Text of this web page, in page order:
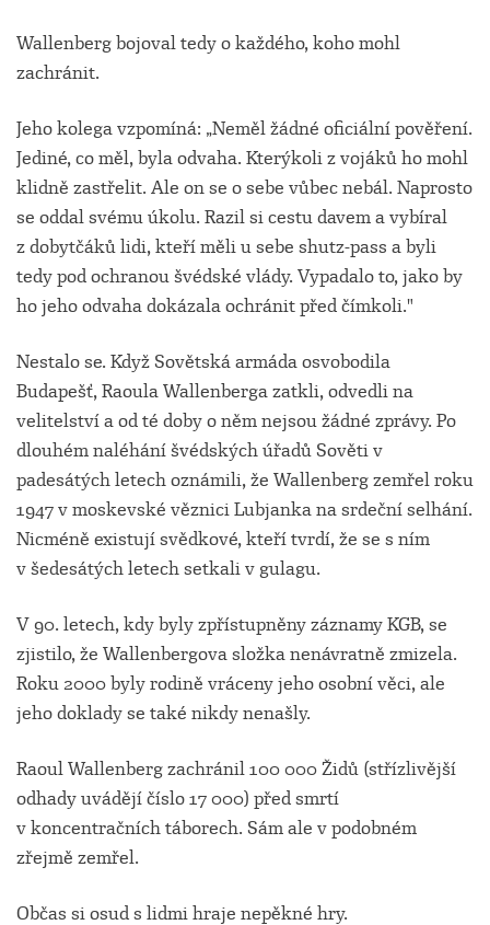
Wallenberg bojoval tedy o každého, koho mohl
zachránit.
Jeho kolega vzpomíná: „Neměl žádné oficiální pověření.
Jediné, co měl, byla odvaha. Kterýkoli z vojáků ho mohl
klidně zastřelit. Ale on se o sebe vůbec nebál. Naprosto
se oddal svému úkolu. Razil si cestu davem a vybíral
z dobytčáků lidi, kteří měli u sebe shutz-pass a byli
tedy pod ochranou švédské vlády. Vypadalo to, jako by
ho jeho odvaha dokázala ochránit před čímkoli."
Nestalo se. Když Sovětská armáda osvobodila
Budapešť, Raoula Wallenberga zatkli, odvedli na
velitelství a od té doby o něm nejsou žádné zprávy. Po
dlouhém naléhání švédských úřadů Sověti v
padesátých letech oznámili, že Wallenberg zemřel roku
1947 v moskevské věznici Lubjanka na srdeční selhání.
Nicméně existují svědkové, kteří tvrdí, že se s ním
v šedesátých letech setkali v gulagu.
V 90. letech, kdy byly zpřístupněny záznamy KGB, se
zjistilo, že Wallenbergova složka nenávratně zmizela.
Roku 2000 byly rodině vráceny jeho osobní věci, ale
jeho doklady se také nikdy nenašly.
Raoul Wallenberg zachránil 100 000 Židů (střízlivější
odhady uvádějí číslo 17 000) před smrtí
v koncentračních táborech. Sám ale v podobném
zřejmě zemřel.
Občas si osud s lidmi hraje nepěkné hry.